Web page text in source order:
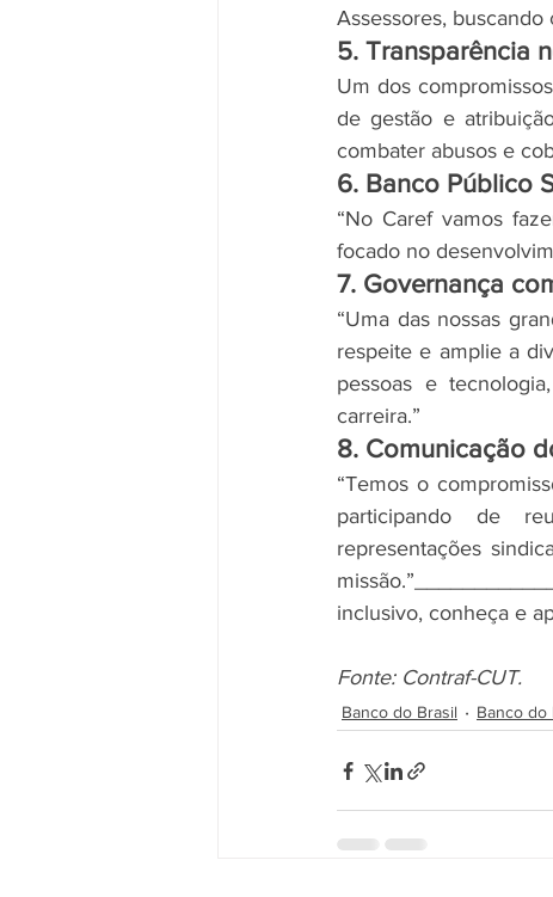
Assessores,
5. Transparência
Um dos
de gestão e
combater abusos e
6. Banco Público
“No Caref vamos
focado no
7. Governança
“Uma das nossas
respeite e amplie a
pessoas e
carreira.”
8. Comunicação
“Temos o
participando de
representações
inclusivo, conheça e
Fonte: Contraf-CUT.
Banco do Brasil Banco do